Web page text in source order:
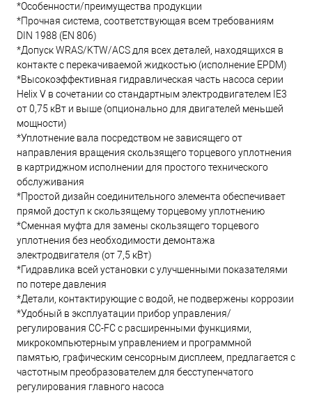
*Особенности/преимущества продукции
*Прочная система, соответствующая всем требованиям
DIN 1988 (EN 806)
*Допуск WRAS/KTW/ACS для всех деталей, находящихся в
контакте с перекачиваемой жидкостью (исполнение EPDM)
*Высокоэффективная гидравлическая часть насоса серии
Helix V в сочетании со стандартным электродвигателем IE3
от 0,75 кВт и выше (опционально для двигателей меньшей
мощности)
*Уплотнение вала посредством не зависящего от
направления вращения скользящего торцевого уплотнения
в картриджном исполнении для простого технического
обслуживания
*Простой дизайн соединительного элемента обеспечивает
прямой доступ к скользящему торцевому уплотнению
*Сменная муфта для замены скользящего торцевого
уплотнения без необходимости демонтажа
электродвигателя (от 7,5 кВт)
*Гидравлика всей установки с улучшенными показателями
по потере давления
*Детали, контактирующие с водой, не подвержены коррозии
*Удобный в эксплуатации прибор управления/
регулирования CC-FC с расширенными функциями,
микрокомпьютерным управлением и программной
памятью, графическим сенсорным дисплеем, предлагается с
частотным преобразователем для бесступенчатого
регулирования главного насоса